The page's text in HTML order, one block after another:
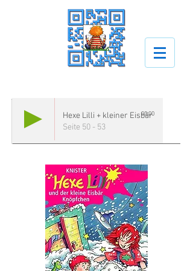
Hexe Lilli + kleiner Eisbär
Seite 50 - 53
00:00